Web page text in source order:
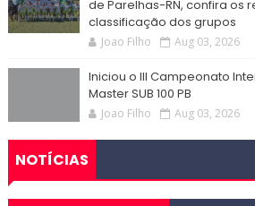
de Parelhas-RN, confira os
classificação dos grupos
Joao Filho Aug 03, 2026
Iniciou o III Campeonato
Master SUB 100 PB
Joao Filho Aug 03, 2026
NOTÍCIAS